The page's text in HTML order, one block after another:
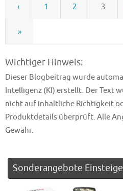
‹ 1 2 3
»
Wichtiger Hinweis:
Dieser Blogbeitrag wurde
Intelligenz (KI) erstellt. Der Text
nicht auf inhaltliche Richtigkeit
Produktdetails überprüft. Alle
Gewähr.
Sonderangebote